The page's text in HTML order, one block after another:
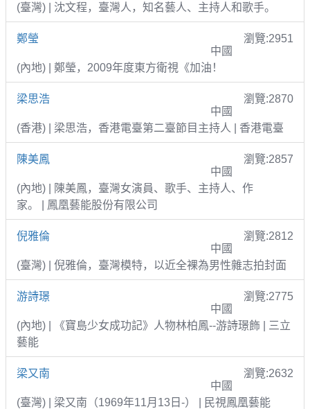
(臺灣) | 沈文程，臺灣人，知名藝人、主持人和歌手。
鄭瑩
瀏覽:2951
中國
(內地) | 鄭瑩，2009年度東方衛視《加油！
梁思浩
瀏覽:2870
中國
(香港) | 梁思浩，香港電臺第二臺節目主持人 | 香港電臺
陳美鳳
瀏覽:2857
中國
(內地) | 陳美鳳，臺灣女演員、歌手、主持人、作
家。 | 鳳凰藝能股份有限公司
倪雅倫
瀏覽:2812
中國
(臺灣) | 倪雅倫，臺灣模特，以近全裸為男性雜志拍封面
游詩璟
瀏覽:2775
中國
(內地) | 《寶島少女成功記》人物林柏鳳--游詩璟飾 | 三立
藝能
梁又南
瀏覽:2632
中國
(臺灣) | 梁又南（1969年11月13日-） | 民視鳳凰藝能